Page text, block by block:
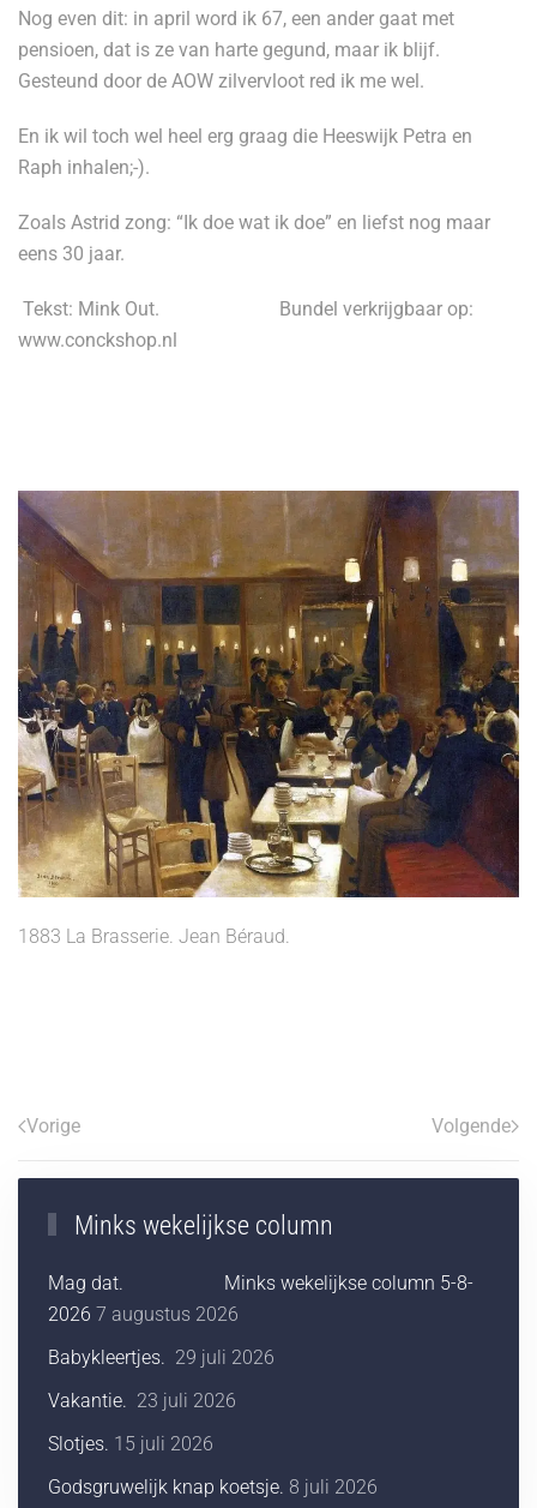
Nog even dit: in april word ik 67, een ander gaat met
pensioen, dat is ze van harte gegund, maar ik blijf.
Gesteund door de AOW zilvervloot red ik me wel.
En ik wil toch wel heel erg graag die Heeswijk Petra en
Raph inhalen;-).
Zoals Astrid zong: “Ik doe wat ik doe” en liefst nog maar
eens 30 jaar.
Tekst: Mink Out.
Bundel verkrijgbaar op:
www.conckshop.nl
1883 La Brasserie. Jean Béraud.
Vorige Volgende
Minks wekelijkse column
Mag dat. Minks wekelijkse column 5-8-
2026 7 augustus 2026
Babykleertjes. 29 juli 2026
Vakantie. 23 juli 2026
Slotjes. 15 juli 2026
Godsgruwelijk knap koetsje. 8 juli 2026